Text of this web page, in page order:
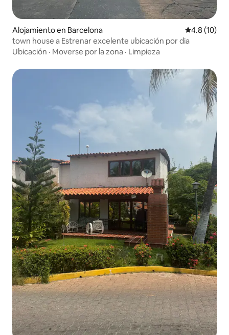
Alojamiento en Barcelona Calificación
4.8 (10)
town house a Estrenar excelente ubicación por dia
Ubicación · Moverse por la zona · Limpieza